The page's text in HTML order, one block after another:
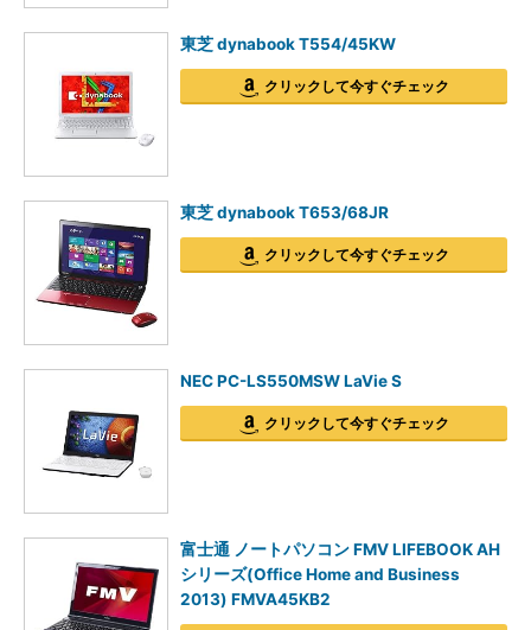
東芝 dynabook T554/45KW
クリックして今すぐチェック
東芝 dynabook T653/68JR
クリックして今すぐチェック
NEC PC-LS550MSW LaVie S
クリックして今すぐチェック
富士通 ノートパソコン FMV LIFEBOOK AH
シリーズ(Office Home and Business
2013) FMVA45KB2